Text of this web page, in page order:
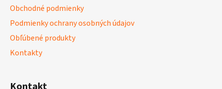
Obchodné podmienky
Podmienky ochrany osobných údajov
Obľúbené produkty
Kontakty